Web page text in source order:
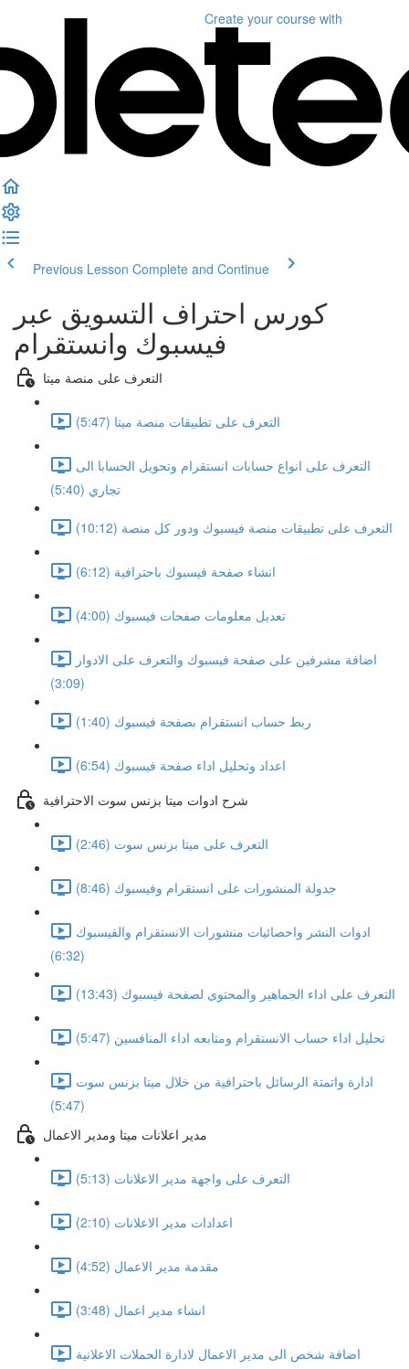
Create your course with
Previous Lesson Complete and Continue
كورس احتراف التسويق عبر
فيسبوك وانستقرام
التعرف على منصة ميتا
التعرف على تطبيقات منصة ميتا (5:47)
التعرف على انواع حسابات انستقرام وتحويل الحسابا الى
تجاري (5:40)
التعرف على تطبيقات منصة فيسبوك ودور كل منصة (10:12)
انشاء صفحة فيسبوك باحترافية (6:12)
تعديل معلومات صفحات فيسبوك (4:00)
اضافة مشرفين على صفحة فيسبوك والتعرف على الادوار
(3:09)
ربط حساب انستقرام بصفحة فيسبوك (1:40)
اعداد وتحليل اداء صفحة فيسبوك (6:54)
شرح ادوات ميتا بزنس سوت الاحترافية
التعرف على ميتا بزنس سوت (2:46)
جدولة المنشورات على انستقرام وفيسبوك (8:46)
ادوات النشر واحصائيات منشورات الانستقرام والفيسبوك
(6:32)
التعرف على اداء الجماهير والمحتوى لصفحة فيسبوك (13:43)
تحليل اداء حساب الانستقرام ومتابعه اداء المنافسين (5:47)
ادارة واتمتة الرسائل باحترافية من خلال ميتا بزنس سوت
(5:47)
مدير اعلانات ميتا ومدير الاعمال
التعرف على واجهة مدير الاعلانات (5:13)
اعدادات مدير الاعلانات (2:10)
مقدمة مدير الاعمال (4:52)
انشاء مدير اعمال (3:48)
اضافة شخص الى مدير الاعمال لادارة الحملات الاعلانية